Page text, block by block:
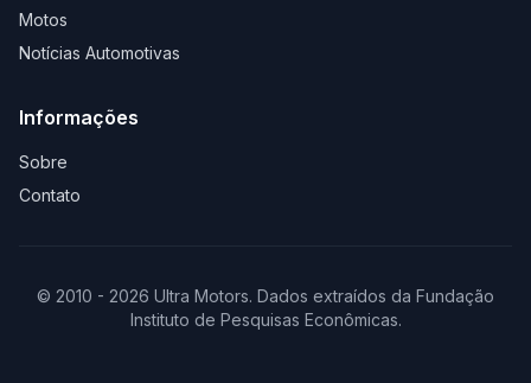
Motos
Notícias Automotivas
Informações
Sobre
Contato
© 2010 - 2026 Ultra Motors. Dados extraídos da Fundação
Instituto de Pesquisas Econômicas.